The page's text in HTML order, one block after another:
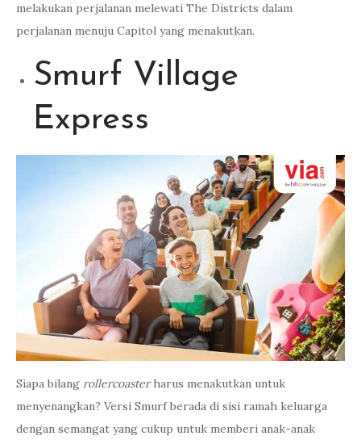
melakukan perjalanan melewati The Districts dalam
perjalanan menuju Capitol yang menakutkan.
Smurf Village
Express
Siapa bilang rollercoasterharus menakutkan untuk
menyenangkan? Versi Smurf berada di sisi ramah keluarga
dengan semangat yang cukup untuk memberi anak-anak